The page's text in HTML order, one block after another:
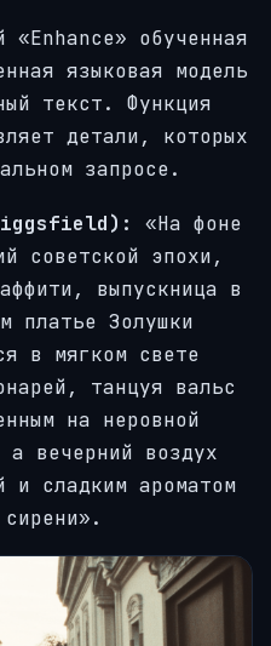
«Enhance» обученная
языковая модель
текст. Функция
детали, которых
запросе.
«На фоне
советской эпохи,
выпускница в
платье Золушки
в мягком свете
танцуя вальс
на неровной
а вечерний воздух
и сладким ароматом